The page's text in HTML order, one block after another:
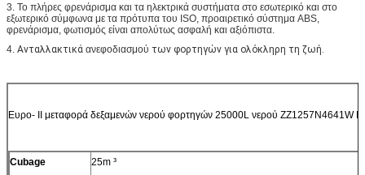
3. Το πλήρες φρενάρισμα και τα ηλεκτρικά συστήματα στο εσωτερικό και στο
εξωτερικό σύμφωνα με τα πρότυπα του ISO, προαιρετικό σύστημα ABS,
φρενάρισμα, φωτισμός είναι απολύτως ασφαλή και αξιόπιστα.
4. Ανταλλακτικά ανεφοδιασμού των φορτηγών για ολόκληρη τη ζωή.
Ευρο- ΙΙ μεταφορά δεξαμενών νερού φορτηγών 25000L νερού ZZ1257N4641W
Cubage 25m ³